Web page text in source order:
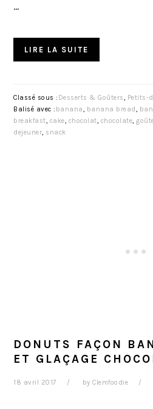
…
LIRE LA SUITE
Classé sous : Desserts & Goûters, Petits-
Balisé avec : banana, banana bread ,
breakfast, cake, chocolat, chocolate,
dejeuner, snack
DONUTS FAÇON
ET GLAÇAGE
18 avril 2017 byClemfoodie